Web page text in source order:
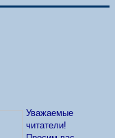
Уважаемые
читатели!